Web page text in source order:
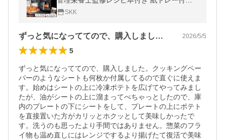
爆買SKK
ずっと気になっててので、購入しました。… 2026/5/5
5
ずっと気になっててので、購入しました。クッキングペー
パーのようなシートも何枚か付属してるので直ぐに使えま
す。始めはシートの上に冷凍ポテトを広げてやってみまし
たが、油がシートの上に溜まってべちゃっとしたので、庫
内のプレートの下にシートをして、プレートの上にポテト
を直接置いた方がカリッとホクッとして美味しかったで
す。洗うのも思ったより手間ではありません。惣菜のフラ
イ物も温め直しにはレンジでするより揚げたて復活で美味